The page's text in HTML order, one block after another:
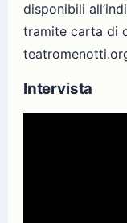
disponibili
tramite carta di
Intervista